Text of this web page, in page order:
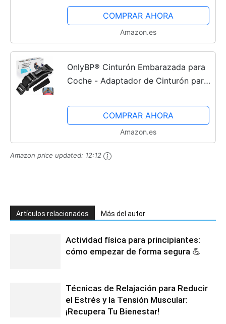
Dual, Llamadas Claras, Controladores
de 13 mm y Graves...
COMPRAR AHORA
Amazon.es
OnlyBP® Cinturón Embarazada para
Coche - Adaptador de Cinturón para
a tu bebé, Evitando el Riesgo de
Aborto en el coche -...
COMPRAR AHORA
Amazon.es
Amazon price updated: 12:12
Artículos relacionados Más del autor
Actividad física para principiantes:
cómo empezar de forma segura 💪
Técnicas de Relajación para Reducir
el Estrés y la Tensión Muscular:
¡Recupera Tu Bienestar!